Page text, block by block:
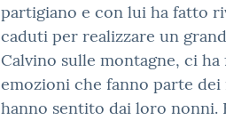
partigiano e con lui ha fatto
caduti per realizzare un
Calvino sulle montagne, ci
emozioni che fanno parte
hanno sentito dai loro nonni.